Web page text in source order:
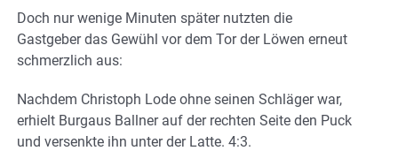
Doch nur wenige Minuten später nutzten die
Gastgeber das Gewühl vor dem Tor der Löwen erneut
schmerzlich aus:
Nachdem Christoph Lode ohne seinen Schläger war,
erhielt Burgaus Ballner auf der rechten Seite den Puck
und versenkte ihn unter der Latte. 4:3.